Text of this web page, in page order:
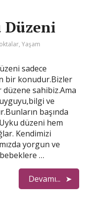
Düzeni
,Yaşam
sadece
bir konudur.Bizler
düzene sahibiz.Ama
ve
başında
düzeni hem
Kendimizi
yorgun ve
…
Devamı...